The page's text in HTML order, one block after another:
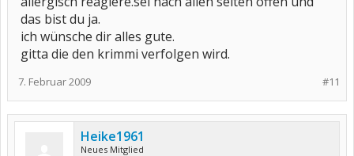
das bist du ja.
ich wünsche dir alles gute.
gitta die den krimmi verfolgen wird.
#11
7. Februar 2009
Heike1961
Neues Mitglied